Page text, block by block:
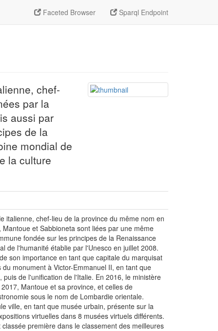
Faceted Browser Sparql Endpoint
chef-
par la
aussi par
de la
mondial de
la culture
italienne, chef-lieu de la province du même nom en
et Sabbioneta sont liées par une même
fondée sur les principes de la Renaissance
de l'humanité établie par l'Unesco en juillet 2008.
son importance en tant que capitale du marquisat
monument à Victor-Emmanuel II, en tant que
de l'unification de l'Italie. En 2016, le ministère
Mantoue et sa province, et celles de
sous le nom de Lombardie orientale.
ville, en tant que musée urbain, présente sur la
virtuelles dans 8 musées virtuels différents.
première dans le classement des meilleures